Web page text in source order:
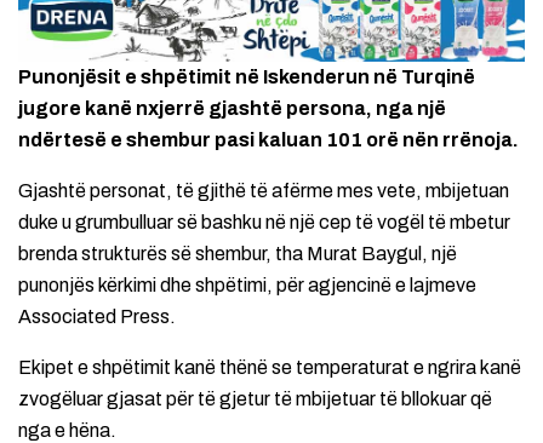
Punonjësit e shpëtimit në Iskenderun në Turqinë
jugore kanë nxjerrë gjashtë persona, nga një
ndërtesë e shembur pasi kaluan 101 orë nën rrënoja.
Gjashtë personat, të gjithë të afërme mes vete, mbijetuan
duke u grumbulluar së bashku në një cep të vogël të mbetur
brenda strukturës së shembur, tha Murat Baygul, një
punonjës kërkimi dhe shpëtimi, për agjencinë e lajmeve
Associated Press.
Ekipet e shpëtimit kanë thënë se temperaturat e ngrira kanë
zvogëluar gjasat për të gjetur të mbijetuar të bllokuar që
nga e hëna.